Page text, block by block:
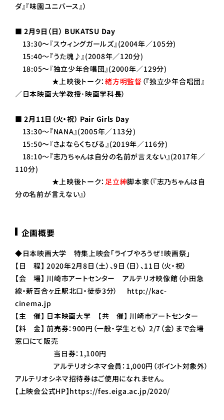
ダ』『味園ユニバース』）
■ 2月9日（日） BUKATSU Day
13:30～『スウィングガールズ』(2004年／105分)
15:40～『うた魂♪』(2008年／120分)
18:05～『独立少年合唱団』(2000年／129分)
★上映後トーク：緒方明監督 （『独立少年合唱団』
／日本映画大学教授･映画学科長）
■ 2月11日（火・祝） Pair Girls Day
13:30～『NANA』(2005年／113分)
15:50～『さよならくちびる』(2019年／116分)
18:10～『志乃ちゃんは自分の名前が言えない』(2017年／
110分)
★上映後トーク： 足立紳脚本家（『志乃ちゃんは自
分の名前が言えない』）
企画概要
◆日本映画大学 特集上映会「ライブやろうぜ！映画祭」
【日 程】 2020年2月8日（土）、9日（日）、11日（火・祝）
【会 場】 川崎市アートセンター アルテリオ映像館（小田急
線・新百合ヶ丘駅北口・徒歩3分） http://kac-
cinema.jp
【主 催】 日本映画大学 【共 催】 川崎市アートセンター
【料 金】 前売券：900円（一般・学生とも） 2/7（金）まで会場
窓口にて販売
当日券：1,100円
アルテリオシネマ会員：1,000円（ポイント対象外）
アルテリオシネマ招待券はご使用になれません。
【上映会公式HP】https://fes.eiga.ac.jp/2020/